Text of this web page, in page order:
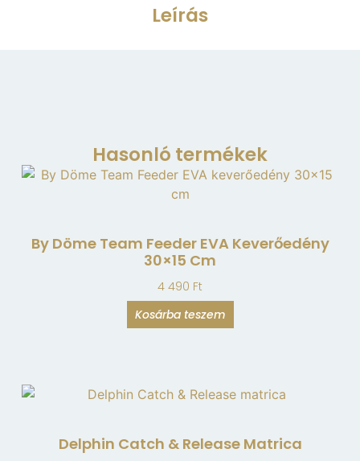
Leírás
Hasonló termékek
By Döme Team Feeder EVA Keverőedény
30×15 Cm
4 490 Ft
Kosárba teszem
Delphin Catch & Release Matrica